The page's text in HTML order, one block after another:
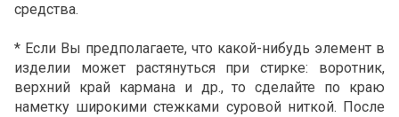
средства.
* Если Вы предполагаете, что какой-нибудь элемент в
изделии может растянуться при стирке: воротник,
верхний край кармана и др., то сделайте по краю
наметку широкими стежками суровой ниткой. После